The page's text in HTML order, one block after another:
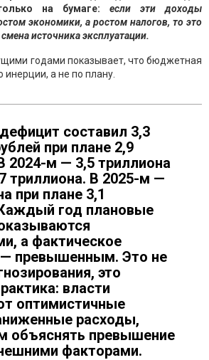
на бумаге: если эти доходы
экономики, а ростом налогов, то это
источника эксплуатации.
годами показывает, что бюджетная
а не по плану.
составил 3,3
при плане 2,9
2024-м — 3,5 триллиона
триллиона. В 2025-м —
при плане 3,1
год плановые
а фактическое
— превышенным. Это не
это
власти
оптимистичные
расходы,
объяснять превышение
факторами.